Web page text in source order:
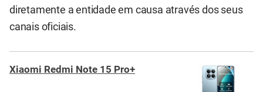
diretamente a entidade em causa através dos seus
canais oficiais.
Xiaomi Redmi Note 15 Pro+